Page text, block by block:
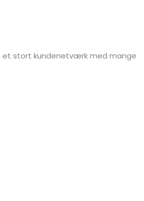
et stort kundenetværk med mange